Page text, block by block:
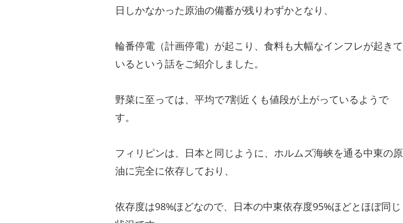
日しかなかった原油の備蓄が残りわずかとなり、
輪番停電（計画停電）が起こり、食料も大幅なインフレが起きて
いるという話をご紹介しました。
野菜に至っては、平均で7割近くも値段が上がっているようで
す。
フィリピンは、日本と同じように、ホルムズ海峡を通る中東の原
油に完全に依存しており、
依存度は98%ほどなので、日本の中東依存度95%ほどとほぼ同じ